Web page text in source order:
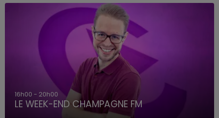
16h00 - 20h00
LE WEEK-END CHAMPAGNE FM